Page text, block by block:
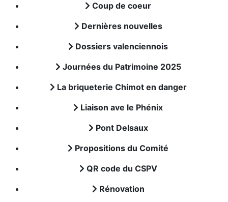
Coup de coeur
Dernières nouvelles
Dossiers valenciennois
Journées du Patrimoine 2025
La briqueterie Chimot en danger
Liaison ave le Phénix
Pont Delsaux
Propositions du Comité
QR code du CSPV
Rénovation